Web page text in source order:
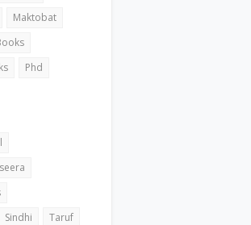
Maktobat
Phd
seera
Sindhi
Taruf